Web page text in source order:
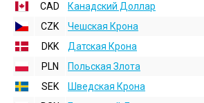
CAD
Канадский Доллар
CZK
Чешская Крона
DKK
Датская Крона
PLN
Польская Злота
SEK
Шведская Крона